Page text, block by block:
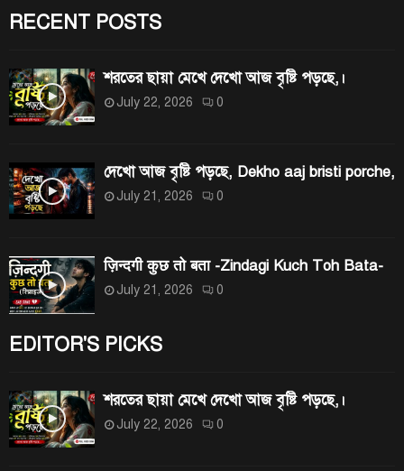
r
:
RECENT POSTS
শরতের ছায়া মেখে দেখো আজ বৃষ্টি পড়ছে,।
July 22, 2026 0
দেখো আজ বৃষ্টি পড়ছে, Dekho aaj bristi porche,
July 21, 2026 0
ज़िन्दगी कुछ तो बता -Zindagi Kuch Toh Bata-
July 21, 2026 0
EDITOR'S PICKS
শরতের ছায়া মেখে দেখো আজ বৃষ্টি পড়ছে,।
July 22, 2026 0